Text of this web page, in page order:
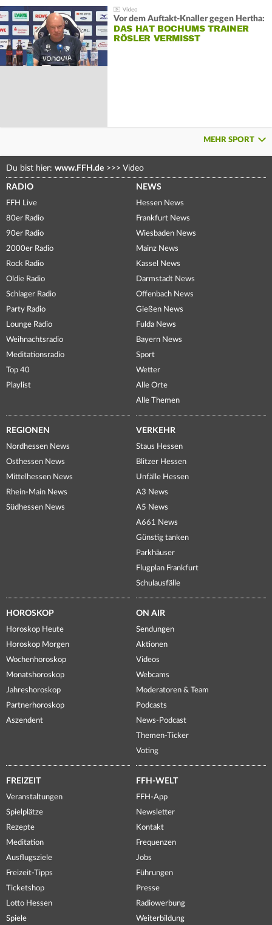
Vor dem Auftakt-Knaller gegen Hertha:
DAS HAT BOCHUMS TRAINER
RÖSLER VERMISST
MEHR SPORT
Du bist hier: www.FFH.de >>> Video
RADIO
FFH Live
80er Radio
90er Radio
2000er Radio
Rock Radio
Oldie Radio
Schlager Radio
Party Radio
Lounge Radio
Weihnachtsradio
Meditationsradio
Top 40
Playlist
NEWS
Hessen News
Frankfurt News
Wiesbaden News
Mainz News
Kassel News
Darmstadt News
Offenbach News
Gießen News
Fulda News
Bayern News
Sport
Wetter
Alle Orte
Alle Themen
REGIONEN
Nordhessen News
Osthessen News
Mittelhessen News
Rhein-Main News
Südhessen News
VERKEHR
Staus Hessen
Blitzer Hessen
Unfälle Hessen
A3 News
A5 News
A661 News
Günstig tanken
Parkhäuser
Flugplan Frankfurt
Schulausfälle
HOROSKOP
Horoskop Heute
Horoskop Morgen
Wochenhoroskop
Monatshoroskop
Jahreshoroskop
Partnerhoroskop
Aszendent
ON AIR
Sendungen
Aktionen
Videos
Webcams
Moderatoren & Team
Podcasts
News-Podcast
Themen-Ticker
Voting
FREIZEIT
Veranstaltungen
Spielplätze
Rezepte
Meditation
Ausflugsziele
Freizeit-Tipps
Ticketshop
Lotto Hessen
Spiele
FFH-WELT
FFH-App
Newsletter
Kontakt
Frequenzen
Jobs
Führungen
Presse
Radiowerbung
Weiterbildung